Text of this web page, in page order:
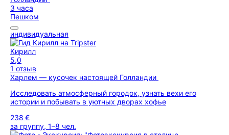
3 часа
Пешком
индивидуальная
Кирилл
5,0
1 отзыв
Харлем — кусочек настоящей Голландии
Исследовать атмосферный городок, узнать вехи его
истории и побывать в уютных дворах хофье
238 €
за группу, 1–8 чел.